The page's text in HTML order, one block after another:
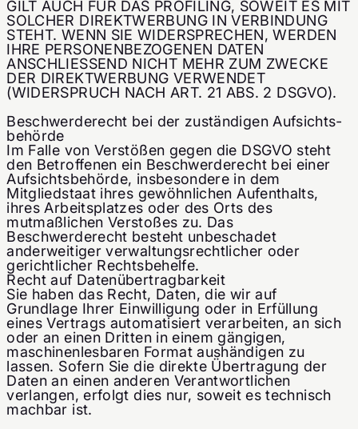
GILT AUCH FÜR DAS PROFILING, SOWEIT ES MIT
SOLCHER DIREKTWERBUNG IN VERBINDUNG
STEHT. WENN SIE WIDERSPRECHEN, WERDEN
IHRE PERSONENBEZOGENEN DATEN
ANSCHLIESSEND NICHT MEHR ZUM ZWECKE
DER DIREKTWERBUNG VERWENDET
(WIDERSPRUCH NACH ART. 21 ABS. 2 DSGVO).
Beschwerde­recht bei der zuständigen Aufsichts­
behörde
Im Falle von Verstößen gegen die DSGVO steht
den Betroffenen ein Beschwerderecht bei einer
Aufsichtsbehörde, insbesondere in dem
Mitgliedstaat ihres gewöhnlichen Aufenthalts,
ihres Arbeitsplatzes oder des Orts des
mutmaßlichen Verstoßes zu. Das
Beschwerderecht besteht unbeschadet
anderweitiger verwaltungsrechtlicher oder
gerichtlicher Rechtsbehelfe.
Recht auf Daten­übertrag­barkeit
Sie haben das Recht, Daten, die wir auf
Grundlage Ihrer Einwilligung oder in Erfüllung
eines Vertrags automatisiert verarbeiten, an sich
oder an einen Dritten in einem gängigen,
maschinenlesbaren Format aushändigen zu
lassen. Sofern Sie die direkte Übertragung der
Daten an einen anderen Verantwortlichen
verlangen, erfolgt dies nur, soweit es technisch
machbar ist.